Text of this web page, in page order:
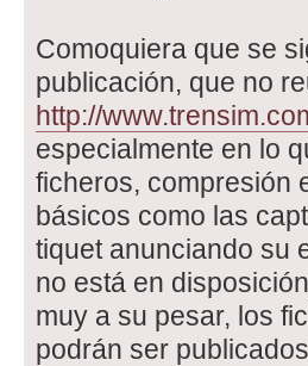
Comoquiera que se
publicación, que no
http://
especialmente en lo
ficheros, compresión
básicos como las
tiquet anunciando su
no está en
muy a su pesar, los
podrán ser